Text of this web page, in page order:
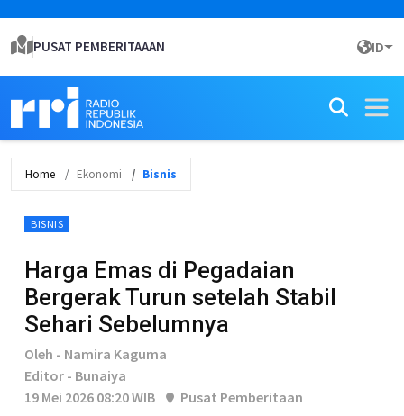
PUSAT PEMBERITAAAN ID
Home Ekonomi Bisnis
BISNIS
Harga Emas di Pegadaian
Bergerak Turun setelah Stabil
Sehari Sebelumnya
Oleh - Namira Kaguma
Editor - Bunaiya
19 Mei 2026 08:20 WIB
Pusat Pemberitaan